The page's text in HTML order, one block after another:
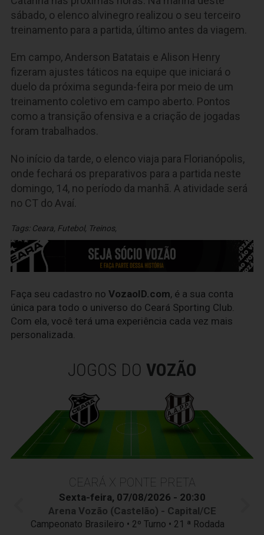
sábado, o elenco alvinegro realizou o seu terceiro
treinamento para a partida, último antes da viagem.
Em campo, Anderson Batatais e Alison Henry
fizeram ajustes táticos na equipe que iniciará o
duelo da próxima segunda-feira por meio de um
treinamento coletivo em campo aberto. Pontos
como a transição ofensiva e a criação de jogadas
foram trabalhados.
No início da tarde, o elenco viaja para Florianópolis,
onde fechará os preparativos para a partida neste
domingo, 14, no período da manhã. A atividade será
no CT do Avaí.
Tags: Ceara, Futebol, Treinos,
Faça seu cadastro no VozaoID.com, é a sua conta
única para todo o universo do Ceará Sporting Club.
Com ela, você terá uma experiência cada vez mais
personalizada.
JOGOS DO VOZÃO
CEARÁ X PONTE PRETA
Sexta-feira, 07/08/2026 - 20:30
Arena Vozão (Castelão) - Capital/CE
Campeonato Brasileiro • 2º Turno • 21 ª Rodada